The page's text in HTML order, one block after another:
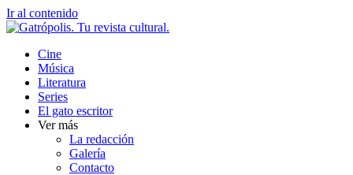
Ir al contenido
Cine
Música
Literatura
Series
El gato escritor
Ver más
La redacción
Galería
Contacto